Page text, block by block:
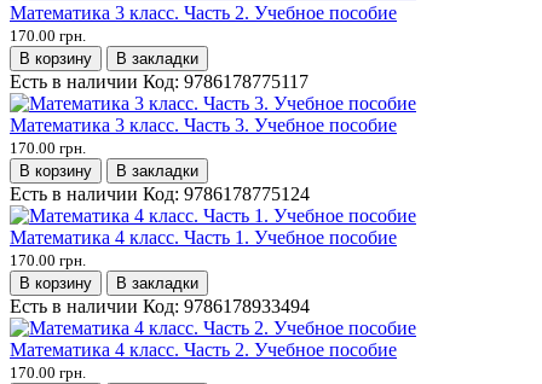
Математика 3 класс. Часть 2. Учебное пособие
170.00 грн.
В корзину
В закладки
Есть в наличии Код: 9786178775117
Математика 3 класс. Часть 3. Учебное пособие
170.00 грн.
В корзину
В закладки
Есть в наличии Код: 9786178775124
Математика 4 класс. Часть 1. Учебное пособие
170.00 грн.
В корзину
В закладки
Есть в наличии Код: 9786178933494
Математика 4 класс. Часть 2. Учебное пособие
170.00 грн.